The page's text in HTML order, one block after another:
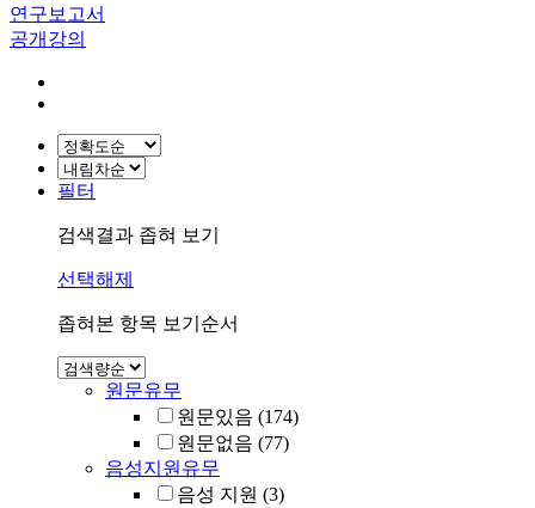
연구보고서
공개강의
필터
검색결과 좁혀 보기
선택해제
좁혀본 항목 보기순서
원문유무
원문있음 (174)
원문없음 (77)
음성지원유무
음성 지원 (3)